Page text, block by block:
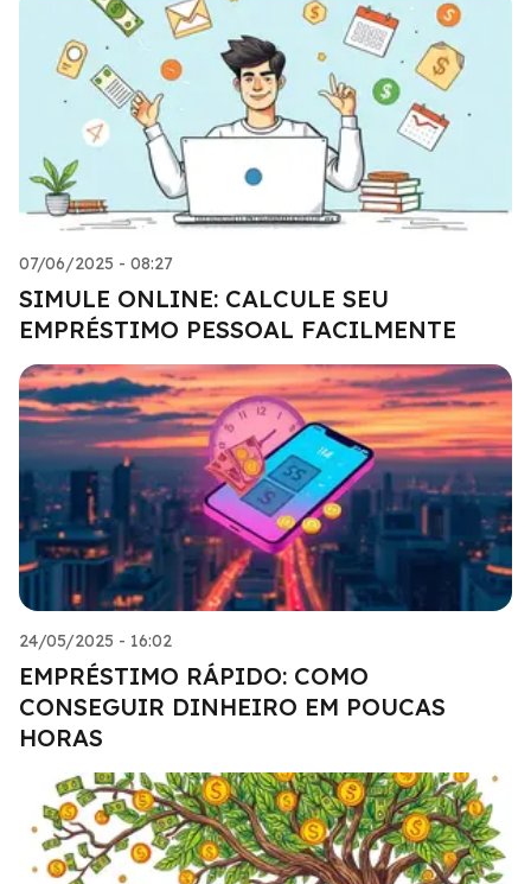
07/06/2025 - 08:27
SIMULE ONLINE: CALCULE SEU
EMPRÉSTIMO PESSOAL FACILMENTE
24/05/2025 - 16:02
EMPRÉSTIMO RÁPIDO: COMO
CONSEGUIR DINHEIRO EM POUCAS
HORAS